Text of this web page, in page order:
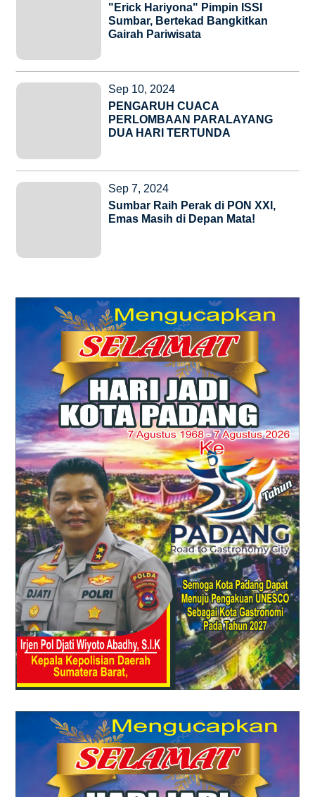
"Erick Hariyona" Pimpin ISSI
Sumbar, Bertekad Bangkitkan
Gairah Pariwisata
Sep 10, 2024
PENGARUH CUACA
PERLOMBAAN PARALAYANG
DUA HARI TERTUNDA
Sep 7, 2024
Sumbar Raih Perak di PON XXI,
Emas Masih di Depan Mata!